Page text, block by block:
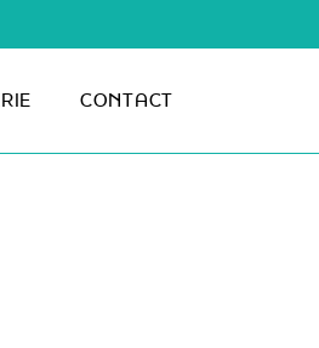
CONTACT